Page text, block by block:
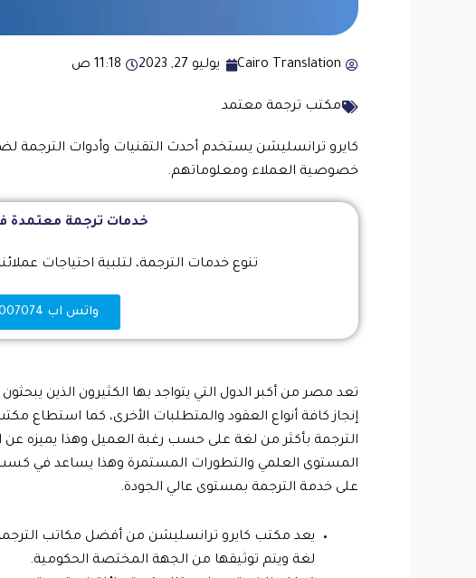
Cairo Translation يوليو 27, 2023 11:18 ص
مكتب ترجمة معتمد
كايرو ترانسليشن يستخدم أحدث التقنيات وأدوات الترجمة
خصوصية العملاء ومعلوماتهم.
خدمات ترجمة معتمدة
تنوع خدمات الترجمة، لتلبية احتياجات
واتس اب 01113007074
تعد مصر من أكبر الدول التي يتواجد بها الكثيرون الذين
إنجاز كافة أنواع العقود والمتطلبات الأخرى، كما استطاع
الترجمة بأكثر من لغة على حسب رغبة العميل وهذا يميزه عن
المستوى العلمي والتطورات المستمرة وهذا يساعد في
على خدمة الترجمة بمستوى عالي الجودة.
يعد مكتب كايرو ترانسليشن من أفضل مكاتب الترجمة
لغة ويتم توثيقها من الجهة المختصة الحكومية.